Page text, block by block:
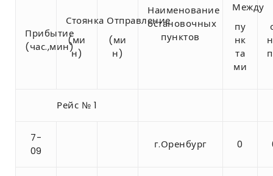
Наименование
остановочных
пунктов
Прибытие
(час.,мин)
Стоянка
(ми
н)
Отправление
(ми
н)
Между
пу
нк
та
ми
Рейс № 1
7-
09
г.Оренбург 0